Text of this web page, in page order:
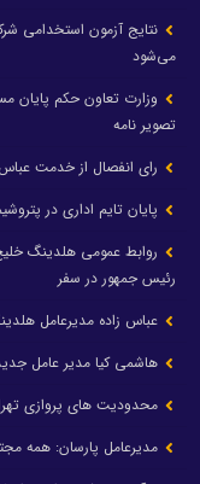
می‌شود
وزارت تعاون حکم پایان
تصویر نامه
رای انفصال از خدمت
پایان تایم اداری در پتروشیمی
روابط عمومی هلدینگ
رئیس جمهور در سفر
عباس زاده مدیرعامل
هاشمی کیا مدیر عامل
محدودیت های پروازی
مدیرعامل پارسان: همه